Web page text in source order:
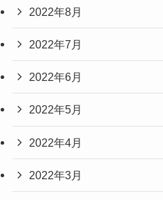
2022年8月
2022年7月
2022年6月
2022年5月
2022年4月
2022年3月